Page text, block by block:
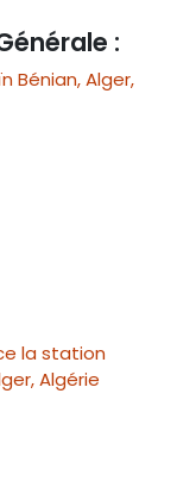
:
Bénian, Alger,
la station
Algérie